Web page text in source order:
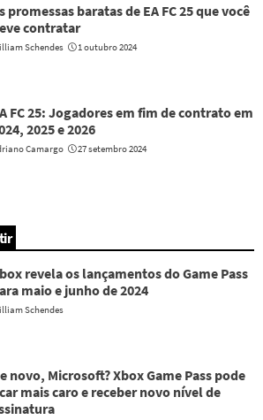
promessas baratas de EA FC 25 que você
contratar
Schendes 1 outubro 2024
FC 25: Jogadores em fim de contrato em
2025 e 2026
Camargo 27 setembro 2024
revela os lançamentos do Game Pass
maio e junho de 2024
Schendes
novo, Microsoft? Xbox Game Pass pode
mais caro e receber novo nível de